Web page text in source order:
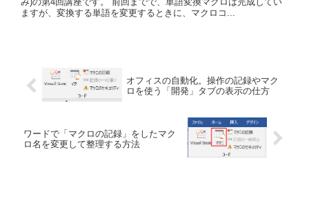
ますが、変換する単語を変更するときに、マクロコ...
オフィスの自動化。操作の記録やマク
ロを使う「開発」タブの表示の仕方
ワードで「マクロの記録」をしたマク
ロ名を変更して整理する方法